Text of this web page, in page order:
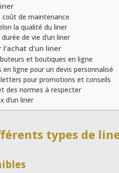
de maintenance
la qualité du liner
de vie d’un liner
d’un liner
et boutiques en ligne
ligne pour un devis personnalisé
pour promotions et conseils
des normes à respecter
d’un liner
types de